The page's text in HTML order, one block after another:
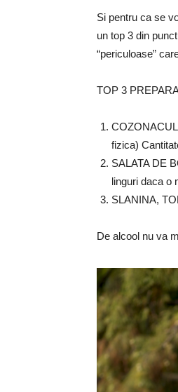
Si pentru ca se
un top 3 din
“periculoase”
TOP 3
fizica)
SALATA DE
linguri daca o
SLANINA,
De alcool nu va